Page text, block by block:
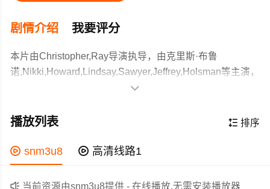
剧情介绍 我要评分
本片由Christopher,Ray导演执导，由克里斯·布鲁
诺,Nikki,Howard,Lindsay,Sawyer,Jeffrey,Holsman等主演，
故事情节跌岩起伏、扣人心弦，领广大科幻片爱好者和观
了波多黎各海滩，危及一片和平的天堂岛屿。水生物研究
的情况下，和警察联手，最后彻底炸死五头鲨。
作为一部 上映的科幻电影，在当期同类题材影片中具有一
定的看点，在演员表现和剧情架构上也都有不错的亮点，
剧情紧凑，角色塑造鲜明，适合喜欢科幻类电影的观众观

 排序
播放列表
 snm3u8  高清线路1
 当前资源由snm3u8提供 - 在线播放,无需安装播放器